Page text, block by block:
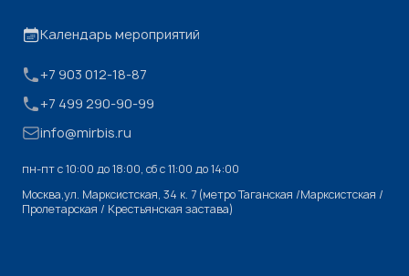
Календарь мероприятий
+7 903 012-18-87
+7 499 290-90-99
info@mirbis.ru
пн-пт с 10:00 до 18:00, cб с 11:00 до 14:00
Москва,ул. Марксистская, 34 к. 7 (метро Таганская /Марксистская /
Пролетарская / Крестьянская застава)